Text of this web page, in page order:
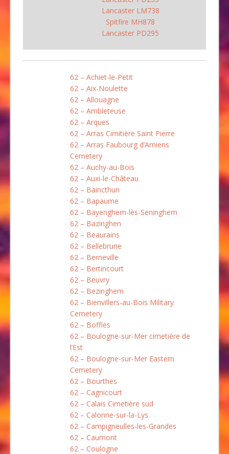
Lancaster LM738
Spitfire MH878
Lancaster PD295
62 – Achiet-le-Petit
62 – Aix-Noulette
62 – Allouagne
62 – Ambleteuse
62 – Arques
62 – Arras Cimitière Saint Pierre
62 – Arras Faubourg d’Amiens
Cemetery
62 – Auchy-au-Bois
62 – Auxi-le-Château
62 – Baincthun
62 – Bapaume
62 – Bayenghem-lès-Seninghem
62 – Bazinghen
62 – Beaurains
62 – Bellebrune
62 – Berneville
62 – Bertincourt
62 – Beuvry
62 – Bezinghem
62 – Bienvillers-au-Bois Military
Cemetery
62 – Boffles
62 – Boulogne-sur-Mer cimetière de
l’Est
62 – Boulogne-sur-Mer Eastern
Cemetery
62 – Bourthes
62 – Cagnicourt
62 – Calais Cimetière sud
62 – Calonne-sur-la-Lys
62 – Campigneulles-les-Grandes
62 – Caumont
62 – Coulogne